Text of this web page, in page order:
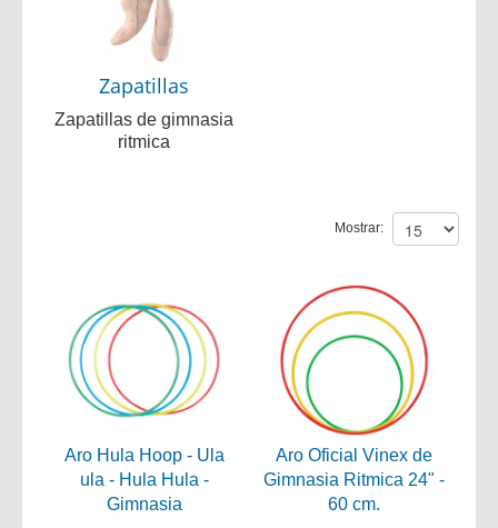
Zapatillas
Zapatillas de gimnasia
ritmica
Mostrar:
Aro Hula Hoop - Ula
ula - Hula Hula -
Gimnasia
Aro Oficial Vinex de
Gimnasia Ritmica 24" -
60 cm.